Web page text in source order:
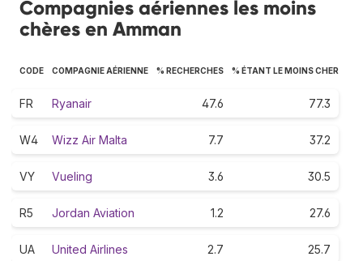
Compagnies aériennes les moins
chères en Amman
CODE COMPAGNIE AÉRIENNE % RECHERCHES % ÉTANT LE MOINS CHER
FR Ryanair 47.6 77.3
W4 Wizz Air Malta 7.7 37.2
VY Vueling 3.6 30.5
R5 Jordan Aviation 1.2 27.6
UA United Airlines 2.7 25.7